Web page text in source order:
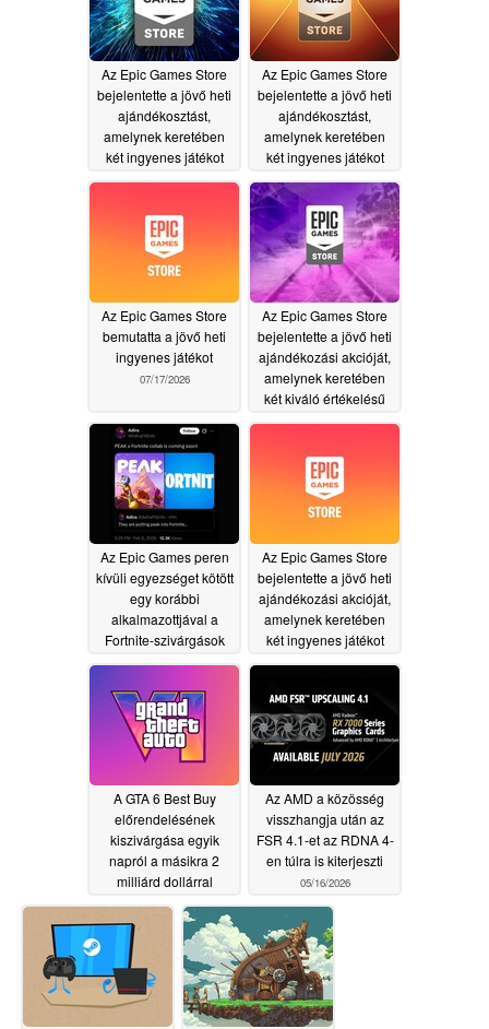
Az Epic Games Store
bejelentette a jövő heti
ajándékosztást,
amelynek keretében
két ingyenes játékot
07/31/2026
Az Epic Games Store
bejelentette a jövő heti
ajándékosztást,
amelynek keretében
két ingyenes játékot
07/24/2026
Az Epic Games Store
bemutatta a jövő heti
ingyenes játékot
07/17/2026
Az Epic Games Store
bejelentette a jövő heti
ajándékozási akcióját,
amelynek keretében
két kiváló értékelésű
Az Epic Games peren
kívüli egyezséget kötött
egy korábbi
alkalmazottjával a
Fortnite-szivárgások
07/10/2026
Az Epic Games Store
bejelentette a jövő heti
ajándékozási akcióját,
amelynek keretében
két ingyenes játékot
07/03/2026
A GTA 6 Best Buy
előrendelésének
kiszivárgása egyik
napról a másikra 2
milliárd dollárral
értékelését
05/16/2026
Az AMD a közösség
visszhangja után az
FSR 4.1-et az RDNA 4-
en túlra is kiterjeszti
05/16/2026